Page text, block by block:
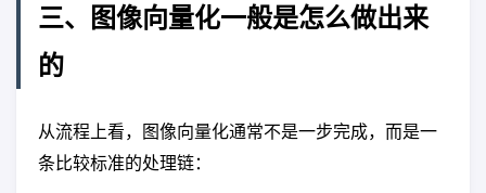
三、图像向量化一般是怎么做出来
的
从流程上看，图像向量化通常不是一步完成，而是一
条比较标准的处理链：